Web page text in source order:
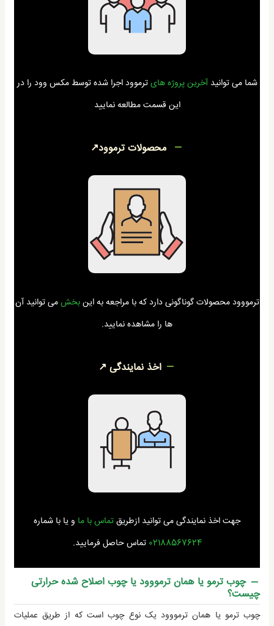
شما می توانیدآخرین پروژه هایترموود اجرا شده توسط مکس وود را در
این قسمت مطالعه نمایید
محصولات ترموود↗
ترمووود محصولات گوناگونی دارد که با مراجعه به اینبخشمی توانید آن
ها را مشاهده نمایید.
اخذ نمایندگی ↗
جهت اخذ نمایندگی می توانید ازطریقتماس با ما و یا با شماره
02188567624 تماس حاصل فرمایید.
چوب ترمو یا همان ترمووود یا چوب اصلاح شده حرارتی
چیست؟
چوب ترمو یا همان ترمووود یک نوع چوب است که از طریق عملیات